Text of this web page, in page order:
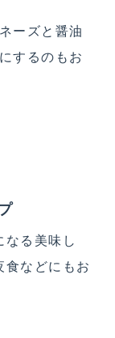
ーズと醤油
するのもお
なる美味し
食などにもお